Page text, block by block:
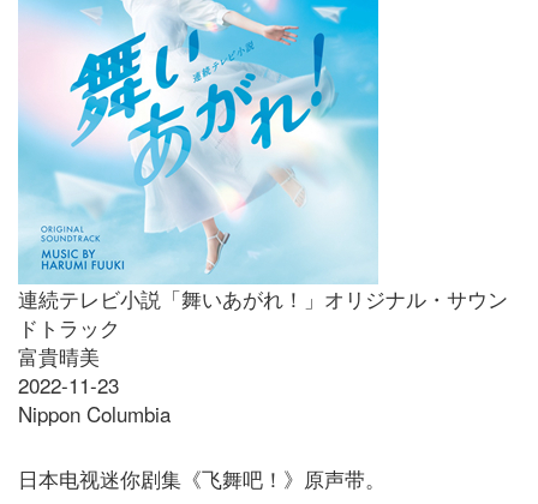
連続テレビ小説「舞いあがれ！」オリジナル・サウン
ドトラック
富貴晴美
2022-11-23
Nippon Columbia
日本电视迷你剧集《飞舞吧！》原声带。